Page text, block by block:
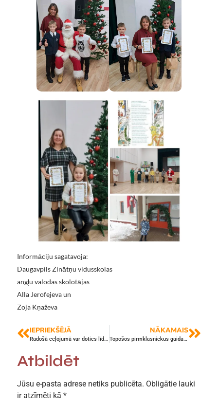
Informāciju sagatavoja:
Daugavpils Zinātņu vidusskolas
angļu valodas skolotājas
Alla Jerofejeva un
Zoja Kņaževa
IEPRIEKŠĒJĀ
Radošā ceļojumā var doties līdz 6.janvārim
NĀKAMAIS
Topošos pirmklasniekus gaida Svētku eglīte
Atbildēt
Jūsu e-pasta adrese netiks publicēta. Obligātie lauki
ir atzīmēti kā *